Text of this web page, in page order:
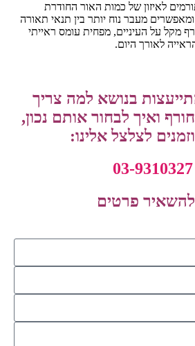
לאיזון של כמות האור החודרת
ומאפשרים מעבר נוח יותר בין תנאי תאורה
מקל על העיניים, מפחית עומס ראייתי
לאורך היום.
בנושא למה צריך
ואיך לבחור אותם נכון,
לצלצל אלינו:
03-9310327
פרטים